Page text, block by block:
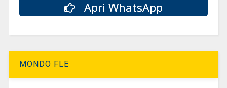
Apri WhatsApp
MONDO FLE